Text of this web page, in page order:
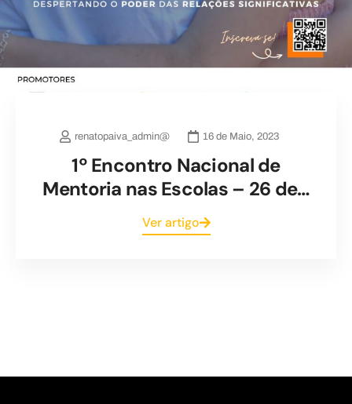
renatopaiva_admin@ 16 de Maio, 2023
1º Encontro Nacional de
Mentoria nas Escolas – 26 de…
Ver artigo